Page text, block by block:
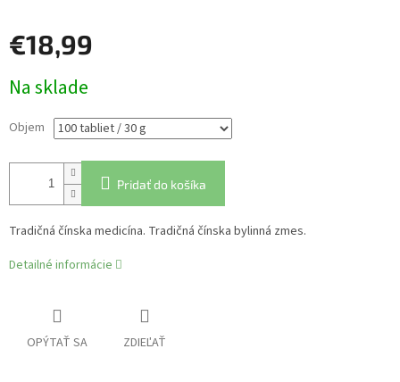
€18,99
cena:
Na sklade
Objem
Pridať do košíka
Tradičná čínska medicína. Tradičná čínska bylinná zmes.
Detailné informácie
OPÝTAŤ SA ZDIEĽAŤ